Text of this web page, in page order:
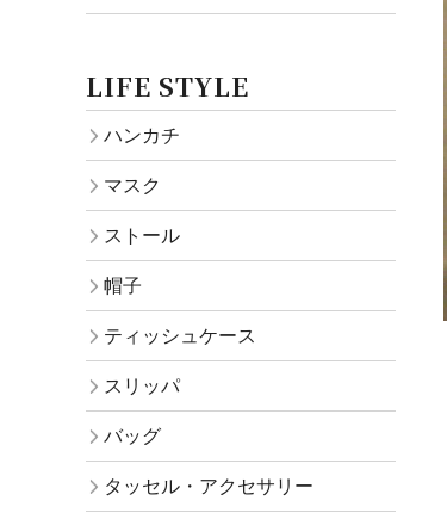
LIFE STYLE
ハンカチ
マスク
ストール
帽子
ティッシュケース
スリッパ
バッグ
タッセル・アクセサリー